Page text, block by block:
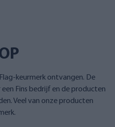
keurmerk ontvangen. De
Fins bedrijf en de producten
Veel van onze producten